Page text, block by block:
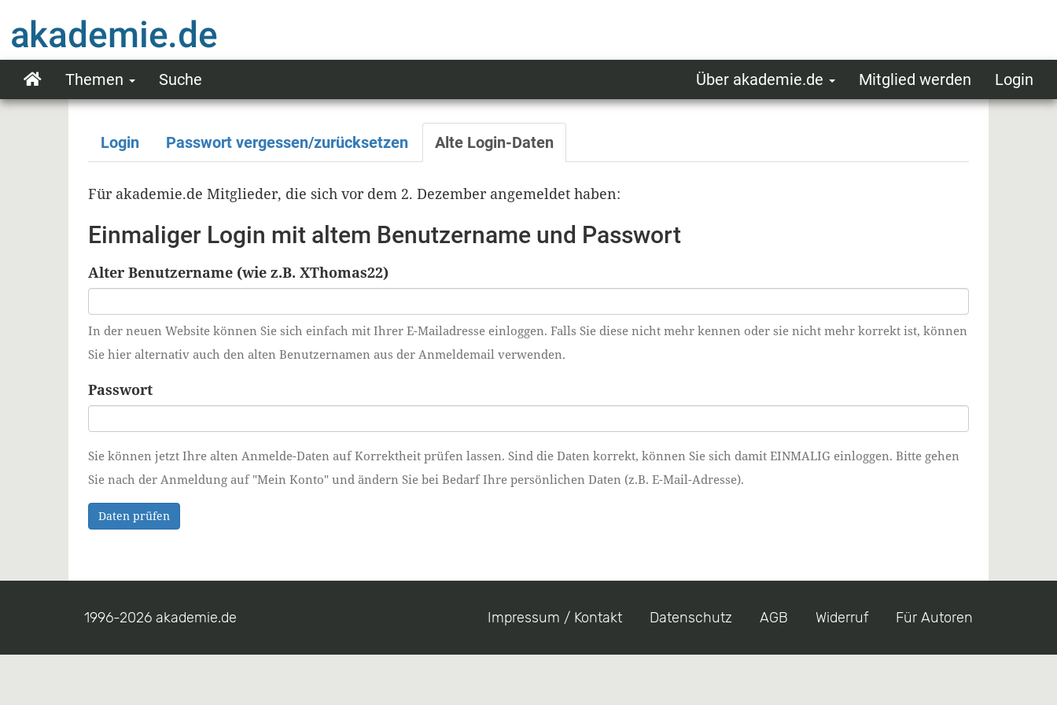
zum
Inhalt
Main
Themen Suche
User
Über akademie.de Mitglied werden Login
Primäre
Login Passwort vergessen/zurücksetzen Alte Login-Daten
Für akademie.de Mitglieder, die sich vor dem 2. Dezember angemeldet haben:
Einmaliger Login mit altem Benutzername und Passwort
Alter Benutzername (wie z.B. XThomas22)
In der neuen Website können Sie sich einfach mit Ihrer E-Mailadresse einloggen. Falls Sie diese nicht mehr kennen oder sie nicht mehr korrekt ist, können
Sie hier alternativ auch den alten Benutzernamen aus der Anmeldemail verwenden.
Passwort
Sie können jetzt Ihre alten Anmelde-Daten auf Korrektheit prüfen lassen. Sind die Daten korrekt, können Sie sich damit EINMALIG einloggen. Bitte gehen
Sie nach der Anmeldung auf "Mein Konto" und ändern Sie bei Bedarf Ihre persönlichen Daten (z.B. E-Mail-Adresse).
Daten prüfen
Footer
menu
Impressum / Kontakt Datenschutz AGB Widerruf Für Autoren
1996-2026 akademie.de